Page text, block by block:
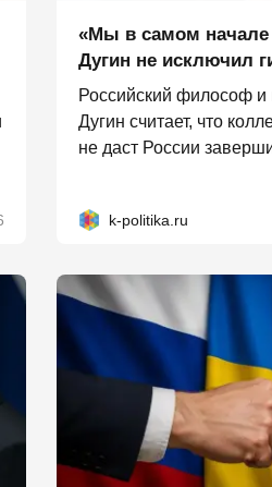
«Мы в самом
Дугин не исключил
Российский философ и
Дугин считает, что
не даст России
k-politika.ru